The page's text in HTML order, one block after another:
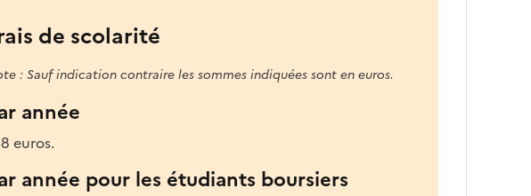
de scolarité
: Sauf indication contraire les sommes indiquées sont en euros.
année
euros.
année pour les étudiants boursiers